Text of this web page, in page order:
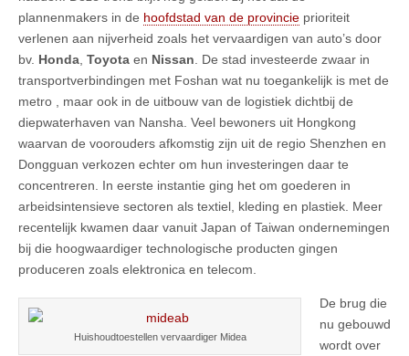
plannenmakers in de hoofdstad van de provincie prioriteit
verlenen aan nijverheid zoals het vervaardigen van auto’s door
bv. Honda, Toyota en Nissan. De stad investeerde zwaar in
transportverbindingen met Foshan wat nu toegankelijk is met de
metro , maar ook in de uitbouw van de logistiek dichtbij de
diepwaterhaven van Nansha. Veel bewoners uit Hongkong
waarvan de voorouders afkomstig zijn uit de regio Shenzhen en
Dongguan verkozen echter om hun investeringen daar te
concentreren. In eerste instantie ging het om goederen in
arbeidsintensieve sectoren als textiel, kleding en plastiek. Meer
recentelijk kwamen daar vanuit Japan of Taiwan ondernemingen
bij die hoogwaardiger technologische producten gingen
produceren zoals elektronica en telecom.
Huishoudtoestellen vervaardiger Midea
De brug die
nu gebouwd
wordt over